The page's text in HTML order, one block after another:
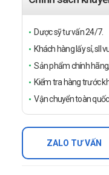
Dược sỹ tư vấn 24/7.
Khách hàng lấy sỉ, sll
Sản phẩm chính
Kiểm tra hàng trước
Vận chuyển toàn
ZALO TƯ VẤN